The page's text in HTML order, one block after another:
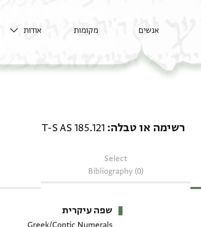
אנשים מקומות אודות
רשימה או טבלה T-S AS 185.121
Select
Bibliography (0)
שפה עיקרית